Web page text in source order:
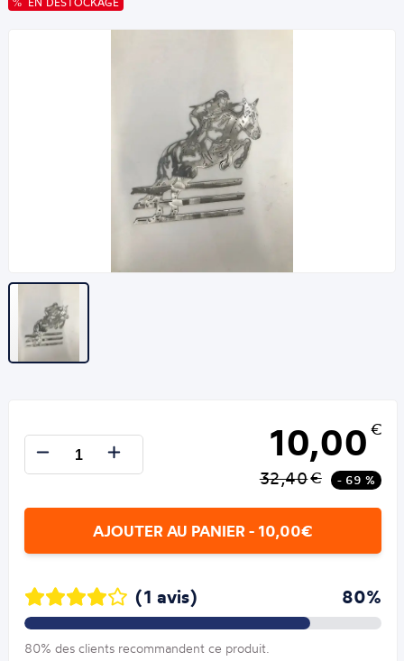
10,00 €
32,40€ - 69 %
AJOUTER AU PANIER - 10,00€
(1 avis) 80%
80% des clients recommandent ce produit.